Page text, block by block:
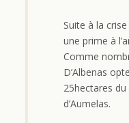
Suite à la
une prime à
Comme
D’Albenas
25hectares
d’Aumelas.